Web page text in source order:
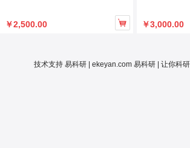
￥2,500.00  ￥3,000.00
技术支持 易科研 | ekeyan.com易科研 | 让你科